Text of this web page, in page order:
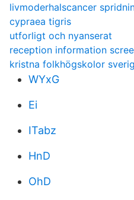
livmoderhalscancer
cypraea tigris
utforligt och nyanserat
reception information
kristna folkhögskolor
WYxG
Ei
ITabz
HnD
OhD